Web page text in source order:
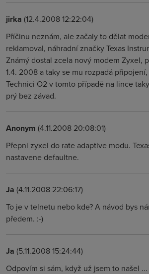
jirka (12.4.2008 12:22:04)
Příčinu neznám, ale začaly to dělat
reklamoval, náhradní značky Texas
Známý dostal zcela nový modem Zyxel,
1.4. 2008 a taky se mu rozpadá
Technici O2 v tomto případě na lince
prý bez závad.
Anonym (4.11.2008 20:08:01)
Přepni zyxel do rate adaptive modu.
nastavene defaultne.
Ja (4.11.2008 22:06:17)
To je v telnetu nebo kde? A návod bys
předem. :-)
Ja (5.11.2008 15:24:44)
Odpovím si sám, když už jsem to našel